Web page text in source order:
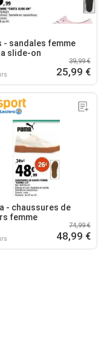
- sandales femme
slide-on
39,99 €
25,99 €
- chaussures de
femme
74,99 €
48,99 €